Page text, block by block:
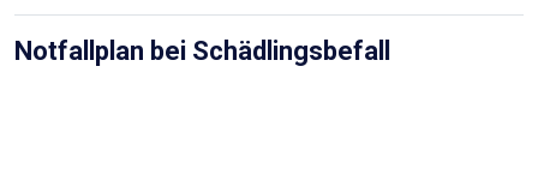
Notfallplan bei Schädlingsbefall